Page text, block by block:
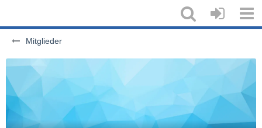
Mitglieder